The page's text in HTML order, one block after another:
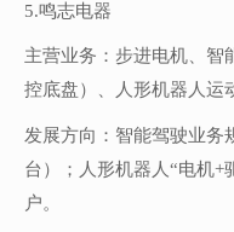
5.鸣志电器
主营业务：步进电机、智
控底盘）、人形机器人运
发展方向：智能驾驶业务
台）；人形机器人“电机+
户。